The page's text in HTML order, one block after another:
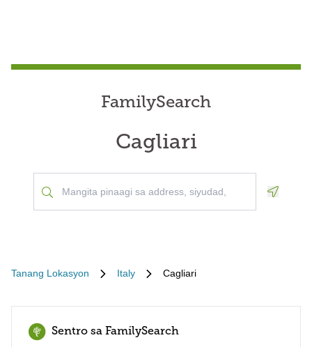
FamilySearch
Cagliari
Tanang Lokasyon Italy Cagliari
Sentro sa FamilySearch